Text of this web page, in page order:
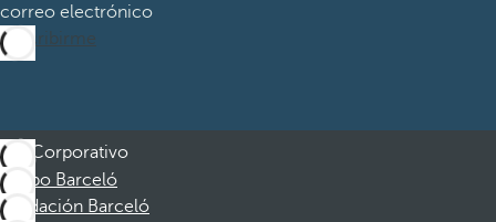
correo electrónico
Suscribirme
Corporativo
Grupo Barceló
Fundación Barceló